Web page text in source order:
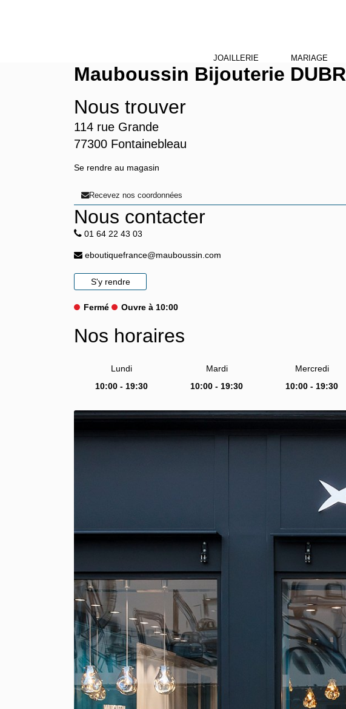
JOAILLERIE MARIAGE
Mauboussin Bijouterie
Nous trouver
114 rue Grande
77300 Fontainebleau
Se rendre au magasin
Recevez nos coordonnées
Nous contacter
01 64 22 43 03
eboutiquefrance@mauboussin.com
S'y rendre
Fermé Ouvre à 10:00
Nos horaires
Lundi
10:00 - 19:30
Mardi
10:00 - 19:30
Mercredi
10:00 - 19:30